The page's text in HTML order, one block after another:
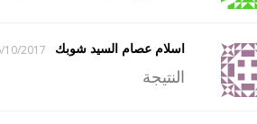
اسلام عصام السيد شوبك 2017 10:04
النتيجة